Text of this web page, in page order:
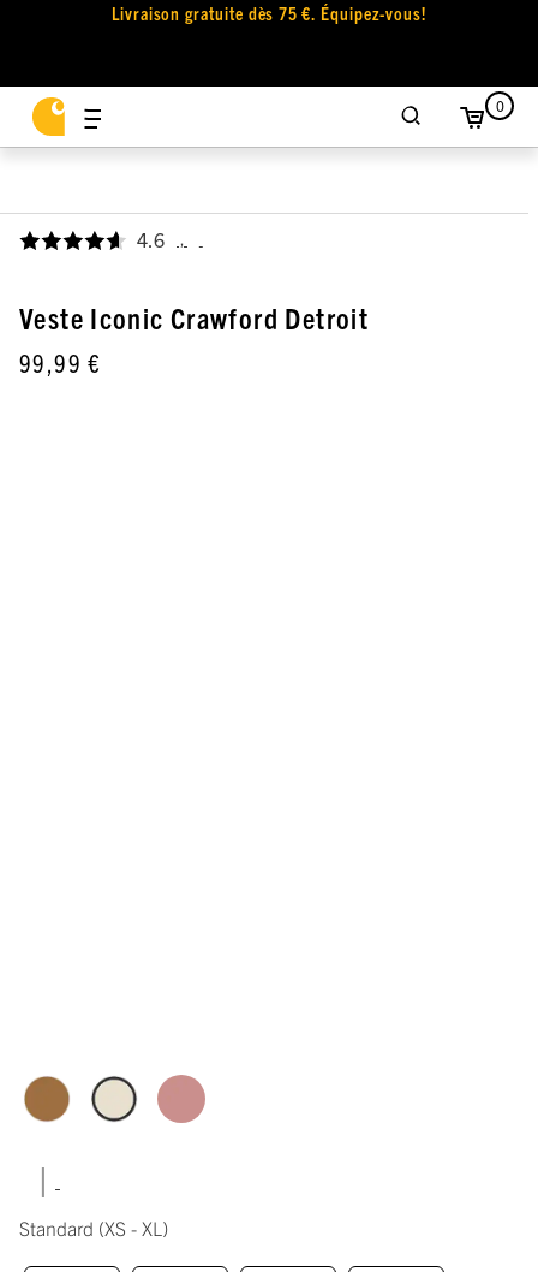
Livraison gratuite dès 75 €. Équipez-vous!
0
4.6 ,
Veste Iconic Crawford Detroit
99,99 €
|
Standard (XS - XL)